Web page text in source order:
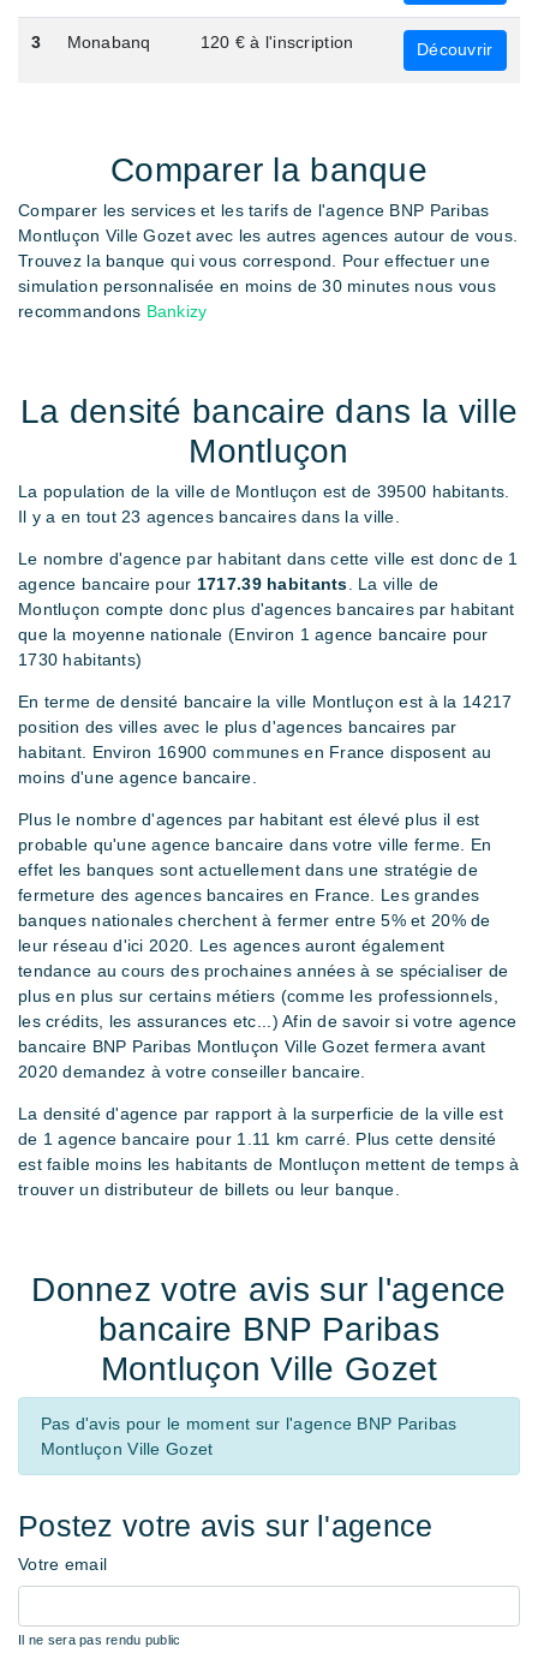
3 Monabanq 120 € à l'inscription Découvrir
Comparer la banque
Comparer les services et les tarifs de l'agence BNP Paribas
Montluçon Ville Gozet avec les autres agences autour de vous.
Trouvez la banque qui vous correspond. Pour effectuer une
simulation personnalisée en moins de 30 minutes nous vous
recommandons Bankizy
La densité bancaire dans la ville
Montluçon
La population de la ville de Montluçon est de 39500 habitants.
Il y a en tout 23 agences bancaires dans la ville.
Le nombre d'agence par habitant dans cette ville est donc de 1
agence bancaire pour 1717.39 habitants . La ville de
Montluçon compte donc plus d'agences bancaires par habitant
que la moyenne nationale (Environ 1 agence bancaire pour
1730 habitants)
En terme de densité bancaire la ville Montluçon est à la 14217
position des villes avec le plus d'agences bancaires par
habitant. Environ 16900 communes en France disposent au
moins d'une agence bancaire.
Plus le nombre d'agences par habitant est élevé plus il est
probable qu'une agence bancaire dans votre ville ferme. En
effet les banques sont actuellement dans une stratégie de
fermeture des agences bancaires en France. Les grandes
banques nationales cherchent à fermer entre 5% et 20% de
leur réseau d'ici 2020. Les agences auront également
tendance au cours des prochaines années à se spécialiser de
plus en plus sur certains métiers (comme les professionnels,
les crédits, les assurances etc...) Afin de savoir si votre agence
bancaire BNP Paribas Montluçon Ville Gozet fermera avant
2020 demandez à votre conseiller bancaire.
La densité d'agence par rapport à la surperficie de la ville est
de 1 agence bancaire pour 1.11 km carré. Plus cette densité
est faible moins les habitants de Montluçon mettent de temps à
trouver un distributeur de billets ou leur banque.
Donnez votre avis sur l'agence
bancaire BNP Paribas
Montluçon Ville Gozet
Pas d'avis pour le moment sur l'agence BNP Paribas
Montluçon Ville Gozet
Postez votre avis sur l'agence
Votre email
Il ne sera pas rendu public